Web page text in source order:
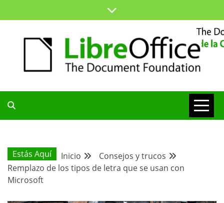
al
BLOG DE LA
COMUNIDAD
HISPANA
Estás Aquí Inicio
Consejos y trucos
Remplazo de los tipos de letra que se usan con
Microsoft